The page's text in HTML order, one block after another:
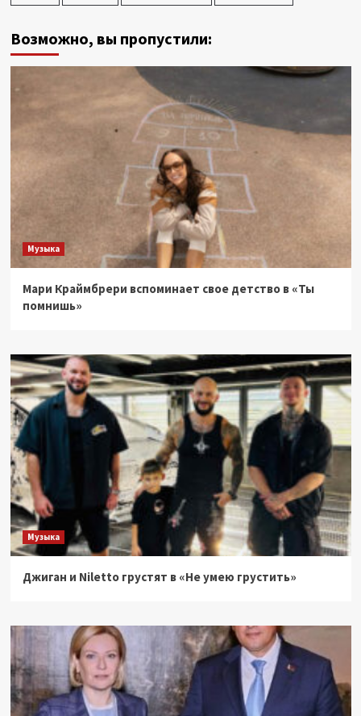
Возможно, вы пропустили:
Музыка
Мари Краймбрери вспоминает свое детство в «Ты
помнишь»
Музыка
Джиган и Niletto грустят в «Не умею грустить»